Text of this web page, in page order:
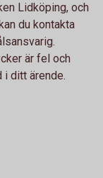
Lidköping, och
du kontakta
är fel och
i ditt ärende.